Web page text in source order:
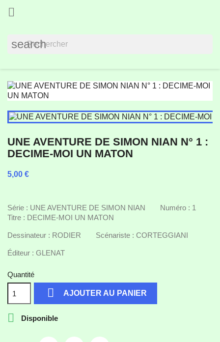

search
UNE AVENTURE DE SIMON NIAN N° 1 :
DECIME-MOI UN MATON
5,00 €
Série : UNE AVENTURE DE SIMON NIAN Numéro : 1
Titre : DECIME-MOI UN MATON
Dessinateur : RODIER Scénariste : CORTEGGIANI
Éditeur : GLENAT
Quantité
 AJOUTER AU PANIER
 Disponible